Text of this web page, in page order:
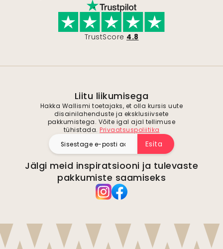
TrustScore 4.8
Liitu liikumisega
Hakka Wallismi toetajaks, et olla kursis uute
disainilahenduste ja eksklusiivsete
pakkumistega. Võite igal ajal tellimuse
tühistada. Privaatsuspoliitika
Esita
Jälgi meid inspiratsiooni ja tulevaste
pakkumiste saamiseks